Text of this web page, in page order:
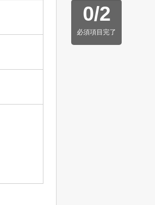
0/2
必須項目完了